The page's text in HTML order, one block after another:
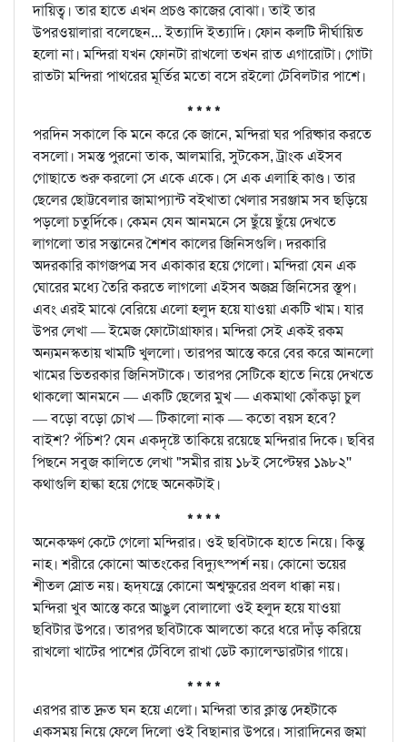
দায়িত্ব। তার হাতে এখন প্রচণ্ড কাজের বোঝা। তাই তার
উপরওয়ালারা বলেছেন... ইত্যাদি ইত্যাদি। ফোন কলটি দীর্ঘায়িত
হলো না। মন্দিরা যখন ফোনটা রাখলো তখন রাত এগারোটা। গোটা
রাতটা মন্দিরা পাথরের মূর্তির মতো বসে রইলো টেবিলটার পাশে।
* * * *
পরদিন সকালে কি মনে করে কে জানে, মন্দিরা ঘর পরিষ্কার করতে
বসলো। সমস্ত পুরনো তাক, আলমারি, সুটকেস, ট্রাংক এইসব
গোছাতে শুরু করলো সে একে একে। সে এক এলাহি কাণ্ড। তার
ছেলের ছোট্টবেলার জামাপ্যান্ট বইখাতা খেলার সরঞ্জাম সব ছড়িয়ে
পড়লো চতুর্দিকে। কেমন যেন আনমনে সে ছুঁয়ে ছুঁয়ে দেখতে
লাগলো তার সন্তানের শৈশব কালের জিনিসগুলি। দরকারি
অদরকারি কাগজপত্র সব একাকার হয়ে গেলো। মন্দিরা যেন এক
ঘোরের মধ্যে তৈরি করতে লাগলো এইসব অজস্র জিনিসের স্তূপ।
এবং এরই মাঝে বেরিয়ে এলো হলুদ হয়ে যাওয়া একটি খাম। যার
উপর লেখা — ইমেজ ফোটোগ্রাফার। মন্দিরা সেই একই রকম
অন্যমনস্কতায় খামটি খুললো। তারপর আস্তে করে বের করে আনলো
খামের ভিতরকার জিনিসটাকে। তারপর সেটিকে হাতে নিয়ে দেখতে
থাকলো আনমনে — একটি ছেলের মুখ — একমাথা কোঁকড়া চুল
— বড়ো বড়ো চোখ — টিকালো নাক — কতো বয়স হবে?
বাইশ? পঁচিশ? যেন একদৃষ্টে তাকিয়ে রয়েছে মন্দিরার দিকে। ছবির
পিছনে সবুজ কালিতে লেখা "সমীর রায় ১৮ই সেপ্টেম্বর ১৯৮২''
কথাগুলি হাল্কা হয়ে গেছে অনেকটাই।
* * * *
অনেকক্ষণ কেটে গেলো মন্দিরার। ওই ছবিটাকে হাতে নিয়ে। কিন্তু
নাহ। শরীরে কোনো আতংকের বিদ্যুৎস্পর্শ নয়। কোনো ভয়ের
শীতল স্রোত নয়। হৃদ্‌যন্ত্রে কোনো অশ্বক্ষুরের প্রবল ধাক্কা নয়।
মন্দিরা খুব আস্তে করে আঙুল বোলালো ওই হলুদ হয়ে যাওয়া
ছবিটার উপরে। তারপর ছবিটাকে আলতো করে ধরে দাঁড় করিয়ে
রাখলো খাটের পাশের টেবিলে রাখা ডেট ক্যালেন্ডারটার গায়ে।
* * * *
এরপর রাত দ্রুত ঘন হয়ে এলো। মন্দিরা তার ক্লান্ত দেহটাকে
একসময় নিয়ে ফেলে দিলো ওই বিছানার উপরে। সারাদিনের জমা